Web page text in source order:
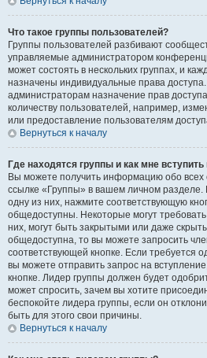
Что такое группы пользователей?
Группы пользователей разбивают
управляемые администратором
может состоять в нескольких группах, и
назначены индивидуальные права
администраторам назначение прав
количеству пользователей, например,
или предоставление пользователям
Вернуться к началу
Где находятся группы и как мне вступить
Вы можете получить информацию обо всех
ссылке «Группы» в вашем личном разделе.
одну из них, нажмите соответствующую
общедоступны. Некоторые могут
них, могут быть закрытыми или даже
общедоступна, то вы можете запросить
соответствующей кнопке. Если требуется
вы можете отправить запрос на
кнопке. Лидер группы должен будет
может спросить, зачем вы хотите
беспокойте лидера группы, если он
быть для этого свои причины.
Вернуться к началу